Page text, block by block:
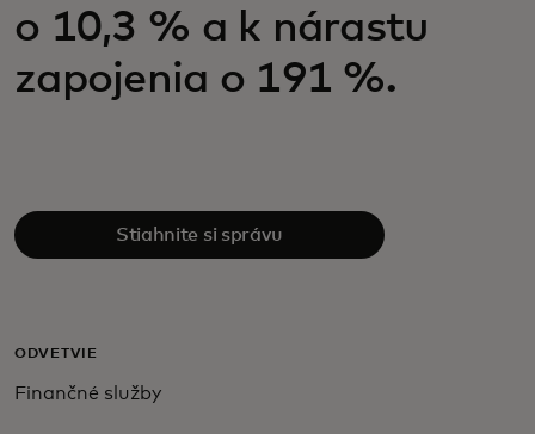
o 10,3 % a k nárastu
zapojenia o 191 %.
Stiahnite si správu
ODVETVIE
Finančné služby